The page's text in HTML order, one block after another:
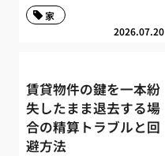
2026.07.20
家
賃貸物件の鍵を一本紛
失したまま退去する場
合の精算トラブルと回
避方法